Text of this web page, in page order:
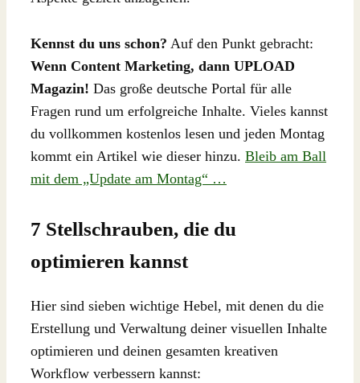
Kennst du uns schon? Auf den Punkt gebracht:
Wenn Content Marketing, dann UPLOAD
Magazin! Das große deutsche Portal für alle
Fragen rund um erfolgreiche Inhalte. Vieles kannst
du vollkommen kostenlos lesen und jeden Montag
kommt ein Artikel wie dieser hinzu. Bleib am Ball
mit dem „Update am Montag“ …
7 Stellschrauben, die du
optimieren kannst
Hier sind sieben wichtige Hebel, mit denen du die
Erstellung und Verwaltung deiner visuellen Inhalte
optimieren und deinen gesamten kreativen
Workflow verbessern kannst: